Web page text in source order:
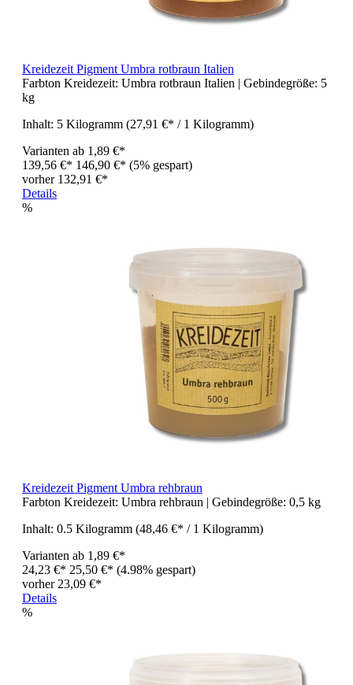
Kreidezeit Pigment Umbra rotbraun Italien
Farbton Kreidezeit: Umbra rotbraun Italien | Gebindegröße: 5
kg
Inhalt: 5 Kilogramm (27,91 €* / 1 Kilogramm)
Varianten ab 1,89 €*
139,56 €* 146,90 €* (5% gespart)
vorher 132,91 €*
Details
%
Kreidezeit Pigment Umbra rehbraun
Farbton Kreidezeit: Umbra rehbraun | Gebindegröße: 0,5 kg
Inhalt: 0.5 Kilogramm (48,46 €* / 1 Kilogramm)
Varianten ab 1,89 €*
24,23 €* 25,50 €* (4.98% gespart)
vorher 23,09 €*
Details
%